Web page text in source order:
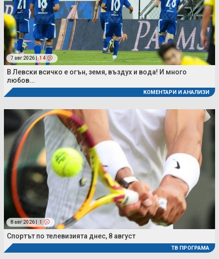
7 авг 2026 | 14
В Левски всичко е огън, земя, въздух и вода! И много
любов...
КОМЕНТАРИ И АНАЛИЗИ
8 авг 2026 | 1
Спортът по телевизията днес, 8 август
ТВ ПРОГРАМА